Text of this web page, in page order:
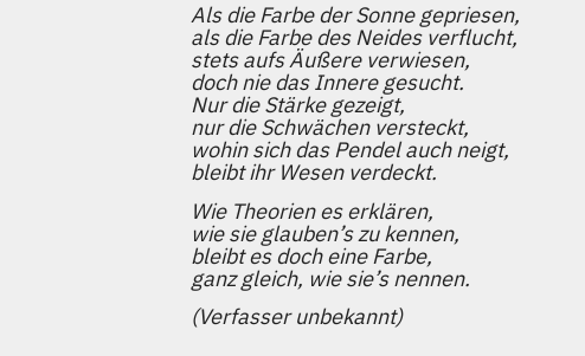
Als die Farbe der Sonne gepriesen,
als die Farbe des Neides verflucht,
stets aufs Äußere verwiesen,
doch nie das Innere gesucht.
Nur die Stärke gezeigt,
nur die Schwächen versteckt,
wohin sich das Pendel auch neigt,
bleibt ihr Wesen verdeckt.
Wie Theorien es erklären,
wie sie glauben’s zu kennen,
bleibt es doch eine Farbe,
ganz gleich, wie sie’s nennen.
(Verfasser unbekannt)